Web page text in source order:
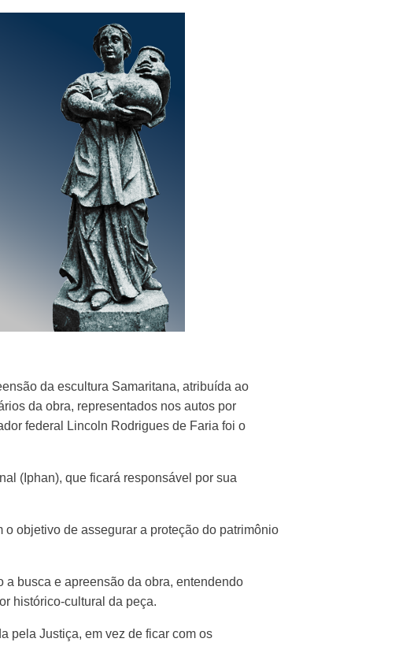
da escultura Samaritana, atribuída ao
da obra, representados nos autos por
federal Lincoln Rodrigues de Faria foi o
(Iphan), que ficará responsável por sua
objetivo de assegurar a proteção do patrimônio
busca e apreensão da obra, entendendo
histórico-cultural da peça.
pela Justiça, em vez de ficar com os